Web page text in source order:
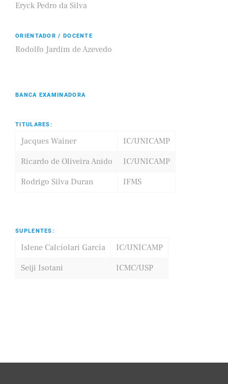
Eryck Pedro da Silva
ORIENTADOR / DOCENTE
Rodolfo Jardim de Azevedo
BANCA EXAMINADORA
TITULARES:
Jacques Wainer
IC/UNICAMP
Ricardo de Oliveira Anido
IC/UNICAMP
Rodrigo Silva Duran
IFMS
SUPLENTES:
Islene Calciolari Garcia
IC/UNICAMP
Seiji Isotani
ICMC/USP